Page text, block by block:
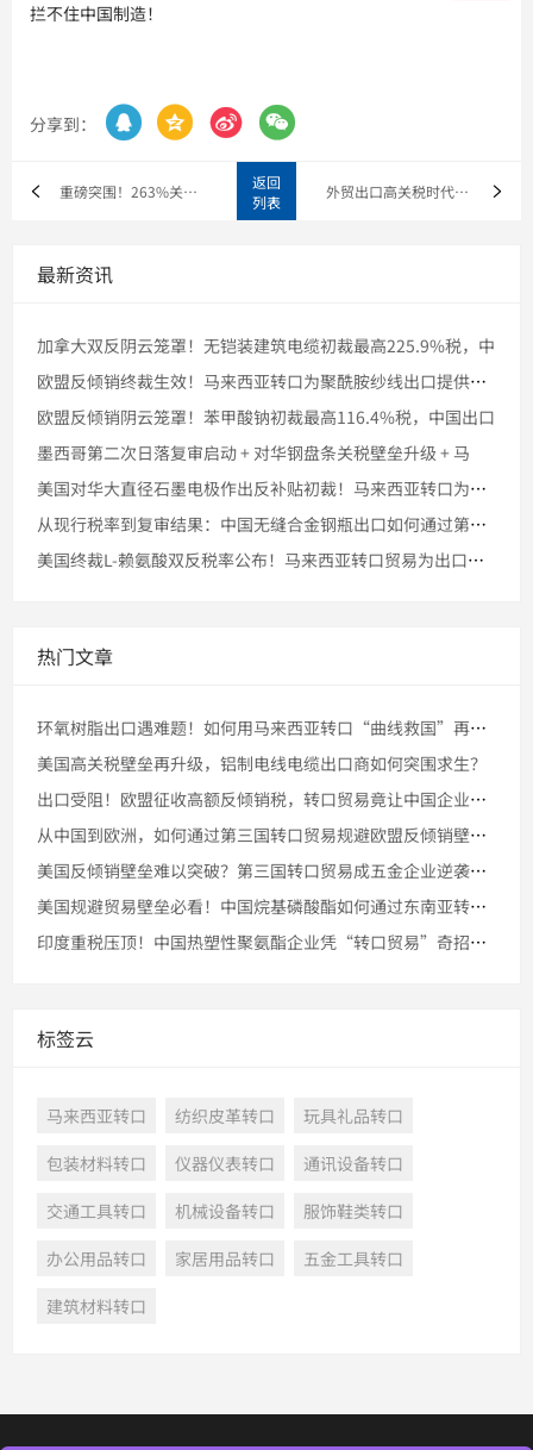
拦不住中国制造！
分享到：    
重磅突围！263%关税算个啥？中国手工具、厨具出口靠“转口贸
返回
列表
外贸出口高关税时代！东南亚转口助铝制品低成本通关美国的‘黄金
最新资讯
加拿大双反阴云笼罩！无铠装建筑电缆初裁最高225.9%税，中
欧盟反倾销终裁生效！马来西亚转口为聚酰胺纱线出口提供缓冲空间
欧盟反倾销阴云笼罩！苯甲酸钠初裁最高116.4%税，中国出口
墨西哥第二次日落复审启动 + 对华钢盘条关税壁垒升级 + 马
美国对华大直径石墨电极作出反补贴初裁！马来西亚转口为出口提供
从现行税率到复审结果：中国无缝合金钢瓶出口如何通过第三国转口
美国终裁L-赖氨酸双反税率公布！马来西亚转口贸易为出口提供合
热门文章
环氧树脂出口遇难题！如何用马来西亚转口“曲线救国”再战美国市
美国高关税壁垒再升级，铝制电线电缆出口商如何突围求生？
出口受阻！欧盟征收高额反倾销税，转口贸易竟让中国企业成功突围
从中国到欧洲，如何通过第三国转口贸易规避欧盟反倾销壁垒，实现
美国反倾销壁垒难以突破？第三国转口贸易成五金企业逆袭法宝
美国规避贸易壁垒必看！中国烷基磷酸酯如何通过东南亚转口进入美
印度重税压顶！中国热塑性聚氨酯企业凭“转口贸易”奇招重返市场
标签云
马来西亚转口 纺织皮革转口
玩具礼品转口
包装材料转口
仪器仪表转口
通讯设备转口
交通工具转口
机械设备转口
服饰鞋类转口
办公用品转口
家居用品转口
五金工具转口
建筑材料转口